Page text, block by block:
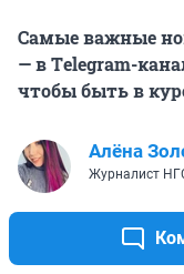
Самые важные
— в Тelegram-
чтобы быть в
Алёна
Журналист
Шоурум